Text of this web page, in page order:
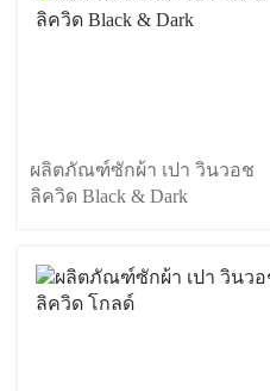
ผลิตภัณฑ์ซักผ้า เปา วินวอช
ลิควิด Black & Dark